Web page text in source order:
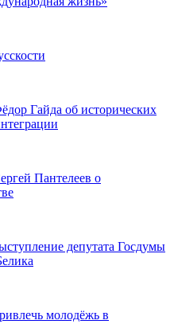
Гайда об исторических
Пантелеев о
депутата Госдумы
молодёжь в